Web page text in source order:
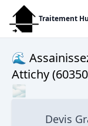
Traitement
🌊
Attichy
🌫
Devis